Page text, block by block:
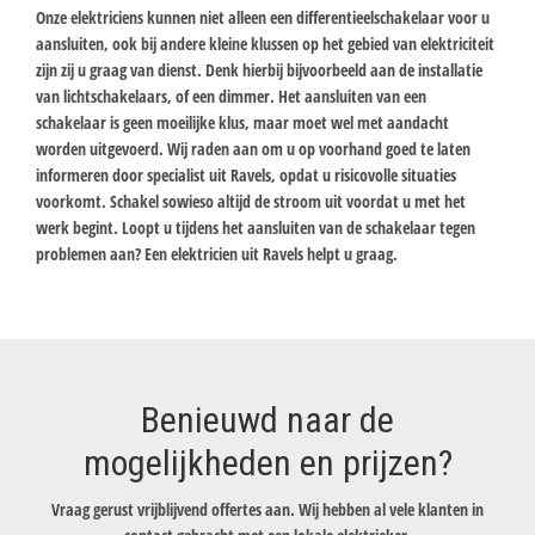
Onze elektriciens kunnen niet alleen een differentieelschakelaar voor u
aansluiten, ook bij andere kleine klussen op het gebied van elektriciteit
zijn zij u graag van dienst. Denk hierbij bijvoorbeeld aan de installatie
van lichtschakelaars, of een dimmer. Het aansluiten van een
schakelaar is geen moeilijke klus, maar moet wel met aandacht
worden uitgevoerd. Wij raden aan om u op voorhand goed te laten
informeren door specialist uit Ravels, opdat u risicovolle situaties
voorkomt. Schakel sowieso altijd de stroom uit voordat u met het
werk begint. Loopt u tijdens het aansluiten van de schakelaar tegen
problemen aan? Een elektricien uit Ravels helpt u graag.
Benieuwd naar de
mogelijkheden en prijzen?
Vraag gerust vrijblijvend offertes aan. Wij hebben al vele klanten in